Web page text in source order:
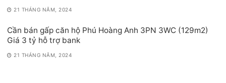
21 THÁNG NĂM, 2024
Cần bán gấp căn hộ Phú Hoàng Anh 3PN 3WC (129m2)
Giá 3 tỷ hỗ trợ bank
21 THÁNG NĂM, 2024